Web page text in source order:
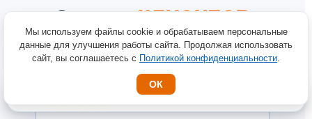
Отзывы клиентов
Рассчитать ППР
Мы используем файлы cookie и обрабатываем персональные
данные для улучшения работы сайта. Продолжая использовать
сайт, вы соглашаетесь с Политикой конфиденциальности.
ОК